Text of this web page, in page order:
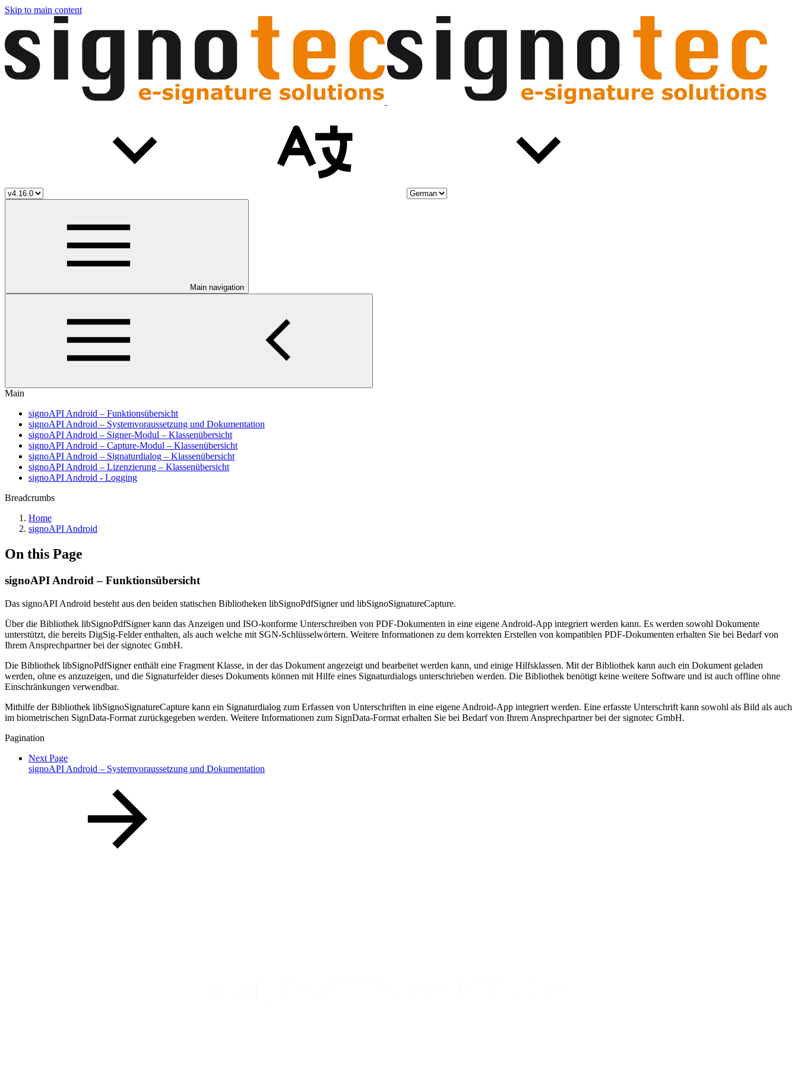
Skip to main content
Main navigation
Main
signoAPI Android – Funktionsübersicht
signoAPI Android – Systemvoraussetzung und Dokumentation
signoAPI Android – Signer-Modul – Klassenübersicht
signoAPI Android – Capture-Modul – Klassenübersicht
signoAPI Android – Signaturdialog – Klassenübersicht
signoAPI Android – Lizenzierung – Klassenübersicht
signoAPI Android - Logging
Breadcrumbs
Home
signoAPI Android
On this Page
signoAPI Android – Funktionsübersicht
Das signoAPI Android besteht aus den beiden statischen Bibliotheken libSignoPdfSigner und libSignoSignatureCapture.
Über die Bibliothek libSignoPdfSigner kann das Anzeigen und ISO-konforme Unterschreiben von PDF-Dokumenten in eine eigene Android-App integriert werden kann. Es werden sowohl Dokumente
unterstützt, die bereits DigSig-Felder enthalten, als auch welche mit SGN-Schlüsselwörtern. Weitere Informationen zu dem korrekten Erstellen von kompatiblen PDF-Dokumenten erhalten Sie bei Bedarf von
Ihrem Ansprechpartner bei der signotec GmbH.
Die Bibliothek libSignoPdfSigner enthält eine Fragment Klasse, in der das Dokument angezeigt und bearbeitet werden kann, und einige Hilfsklassen. Mit der Bibliothek kann auch ein Dokument geladen
werden, ohne es anzuzeigen, und die Signaturfelder dieses Dokuments können mit Hilfe eines Signaturdialogs unterschrieben werden. Die Bibliothek benötigt keine weitere Software und ist auch offline ohne
Einschränkungen verwendbar.
Mithilfe der Bibliothek libSignoSignatureCapture kann ein Signaturdialog zum Erfassen von Unterschriften in eine eigene Android-App integriert werden. Eine erfasste Unterschrift kann sowohl als Bild als auch
im biometrischen SignData-Format zurückgegeben werden. Weitere Informationen zum SignData-Format erhalten Sie bei Bedarf von Ihrem Ansprechpartner bei der signotec GmbH.
Pagination
Next Page
signoAPI Android – Systemvoraussetzung und Dokumentation